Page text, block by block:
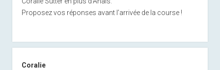
Proposez vos réponses avant l’arrivée de la course !
Coralie